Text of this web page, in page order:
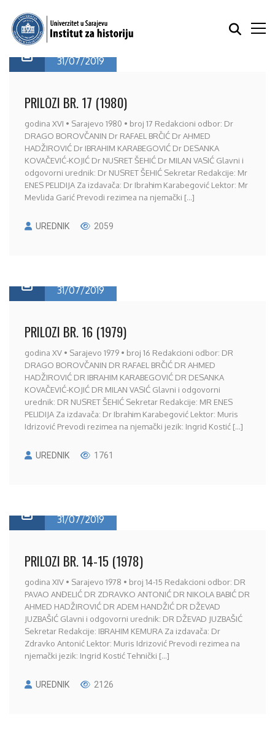
31/07/2019
PRILOZI BR. 17 (1980)
godina XVI • Sarajevo 1980 • broj 17 Redakcioni odbor: Dr
DRAGO BOROVČANIN Dr RAFAEL BRČIĆ Dr AHMED
HADŽIROVIĆ Dr IBRAHIM KARABEGOVIĆ Dr DESANKA
KOVAČEVIĆ-KOJIĆ Dr NUSRET ŠEHIĆ Dr MILAN VASIĆ Glavni i
odgovorni urednik: Dr NUSRET ŠEHIĆ Sekretar Redakcije: Mr
ENES PELIDIJA Za izdavača: Dr Ibrahim Karabegović Lektor: Mr
Mevlida Garić Prevodi rezimea na njemački [...]
UREDNIK 2059
31/07/2019
PRILOZI BR. 16 (1979)
godina XV • Sarajevo 1979 • broj 16 Redakcioni odbor: DR
DRAGO BOROVČANIN DR RAFAEL BRČIĆ DR AHMED
HADŽIROVIĆ DR IBRAHIM KARABEGOVIĆ DR DESANKA
KOVAČEVIĆ-KOJIĆ DR MILAN VASIĆ Glavni i odgovorni
urednik: DR NUSRET ŠEHIĆ Sekretar Redakcije: MR ENES
PELIDIJA Za izdavača: Dr Ibrahim Karabegović Lektor: Muris
Idrizović Prevodi rezimea na njemački jezik: Ingrid Kostić [...]
UREDNIK 1761
31/07/2019
PRILOZI BR. 14-15 (1978)
godina XIV • Sarajevo 1978 • broj 14-15 Redakcioni odbor: DR
PAVAO ANĐELIĆ DR ZDRAVKO ANTONIĆ DR NIKOLA BABIĆ DR
AHMED HADŽIROVIĆ DR ADEM HANDŽIĆ DR DŽEVAD
JUZBAŠIĆ Glavni i odgovorni urednik: DR DŽEVAD JUZBAŠIĆ
Sekretar Redakcije: IBRAHIM KEMURA Za izdavača: Dr
Zdravko Antonić Lektor: Muris Idrizović Prevodi rezimea na
njemački jezik: Ingrid Kostić Tehnički [...]
UREDNIK 2126